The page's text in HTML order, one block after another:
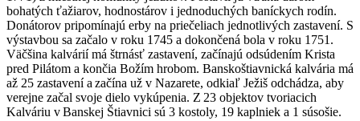
bohatých ťažiarov, hodnostárov i jednoduchých baníckych rodín.
Donátorov pripomínajú erby na priečeliach jednotlivých zastavení. S
výstavbou sa začalo v roku 1745 a dokončená bola v roku 1751.
Väčšina kalvárií má štrnásť zastavení, začínajú odsúdením Krista
pred Pilátom a končia Božím hrobom. Banskoštiavnická kalvária má
až 25 zastavení a začína už v Nazarete, odkiaľ Ježiš odchádza, aby
verejne začal svoje dielo vykúpenia. Z 23 objektov tvoriacich
Kalváriu v Banskej Štiavnici sú 3 kostoly, 19 kaplniek a 1 súsošie.